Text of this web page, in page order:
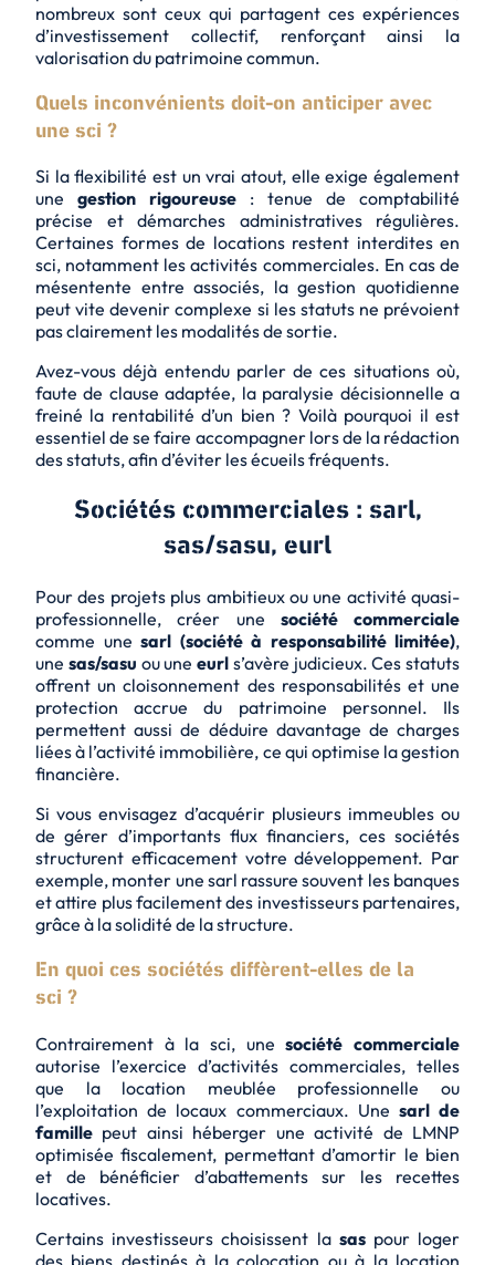
nombreux sont ceux qui partagent ces expériences
d’investissement collectif, renforçant ainsi la
valorisation du patrimoine commun.
Quels inconvénients doit-on anticiper avec
une sci ?
Si la flexibilité est un vrai atout, elle exige également
une gestion rigoureuse : tenue de comptabilité
précise et démarches administratives régulières.
Certaines formes de locations restent interdites en
sci, notamment les activités commerciales. En cas de
mésentente entre associés, la gestion quotidienne
peut vite devenir complexe si les statuts ne prévoient
pas clairement les modalités de sortie.
Avez-vous déjà entendu parler de ces situations où,
faute de clause adaptée, la paralysie décisionnelle a
freiné la rentabilité d’un bien ? Voilà pourquoi il est
essentiel de se faire accompagner lors de la rédaction
des statuts, afin d’éviter les écueils fréquents.
Sociétés commerciales : sarl,
sas/sasu, eurl
Pour des projets plus ambitieux ou une activité quasi-
professionnelle, créer une société commerciale
comme une sarl (société à responsabilité limitée),
une sas/sasu ou une eurl s’avère judicieux. Ces statuts
offrent un cloisonnement des responsabilités et une
protection accrue du patrimoine personnel. Ils
permettent aussi de déduire davantage de charges
liées à l’activité immobilière, ce qui optimise la gestion
financière.
Si vous envisagez d’acquérir plusieurs immeubles ou
de gérer d’importants flux financiers, ces sociétés
structurent efficacement votre développement. Par
exemple, monter une sarl rassure souvent les banques
et attire plus facilement des investisseurs partenaires,
grâce à la solidité de la structure.
En quoi ces sociétés diffèrent-elles de la
sci ?
Contrairement à la sci, unesociété commerciale
autorise l’exercice d’activités commerciales, telles
que la location meublée professionnelle ou
l’exploitation de locaux commerciaux. Une sarl de
famille peut ainsi héberger une activité de LMNP
optimisée fiscalement, permettant d’amortir le bien
et de bénéficier d’abattements sur les recettes
locatives.
Certains investisseurs choisissent la saspour loger
des biens destinés à la colocation ou à la location